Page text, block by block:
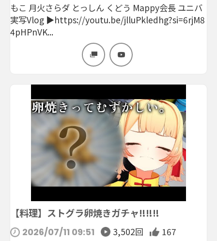
もこ 月火さらダ とっしん くどう Mappy会長 ユニバ
実写Vlog ▶︎https://youtu.be/jlluPkledhg?si=6rjM8
4pHPnVK...
【料理】ストグラ卵焼きガチャ‼️‼️‼️
2026/07/11 09:51 3,502回
167